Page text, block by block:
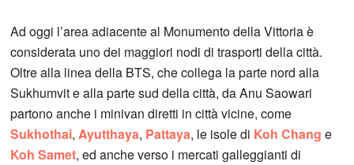
Ad oggi l’area adiacente al Monumento della Vittoria è
considerata uno dei maggiori nodi di trasporti della città.
Oltre alla linea della BTS, che collega la parte nord alla
Sukhumvit e alla parte sud della città, da Anu Saowari
partono anche i minivan diretti in città vicine, come
Sukhothai,Ayutthaya, Pattaya, le isole di Koh Chang e
Koh Samet, ed anche verso i mercati galleggianti di